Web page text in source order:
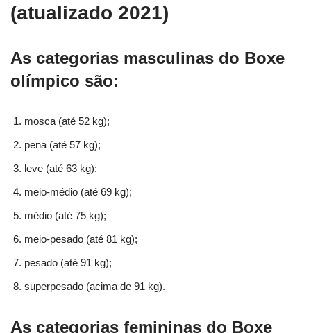
(atualizado 2021)
As categorias masculinas do Boxe
olímpico são:
mosca (até 52 kg);
pena (até 57 kg);
leve (até 63 kg);
meio-médio (até 69 kg);
médio (até 75 kg);
meio-pesado (até 81 kg);
pesado (até 91 kg);
superpesado (acima de 91 kg).
As categorias femininas do Boxe